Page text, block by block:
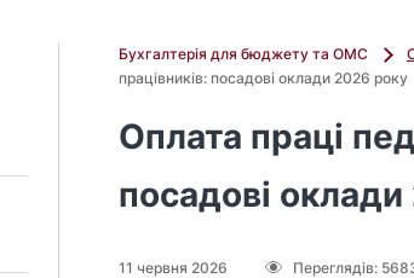
Бухгалтерія для бюджету та ОМС
працівників: посадові оклади 2026 року
Оплата праці
посадові
11 червня 2026 Переглядів: